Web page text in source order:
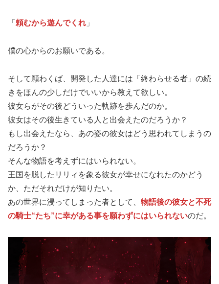
「 頼むから遊んでくれ 」
僕の心からのお願いである。
そして願わくば、開発した人達には「終わらせる者」の続
きをほんの少しだけでいいから教えて欲しい。
彼女らがその後どういった軌跡を歩んだのか。
彼女はその後生きている人と出会えたのだろうか？
もし出会えたなら、あの姿の彼女はどう思われてしまうの
だろうか？
そんな物語を考えずにはいられない。
王国を脱したリリィを象る彼女が幸せになれたのかどう
か、ただそれだけが知りたい。
あの世界に浸ってしまった者として、 物語後の彼女と不死
の騎士“たち”に幸がある事を願わずにはいられないのだ。